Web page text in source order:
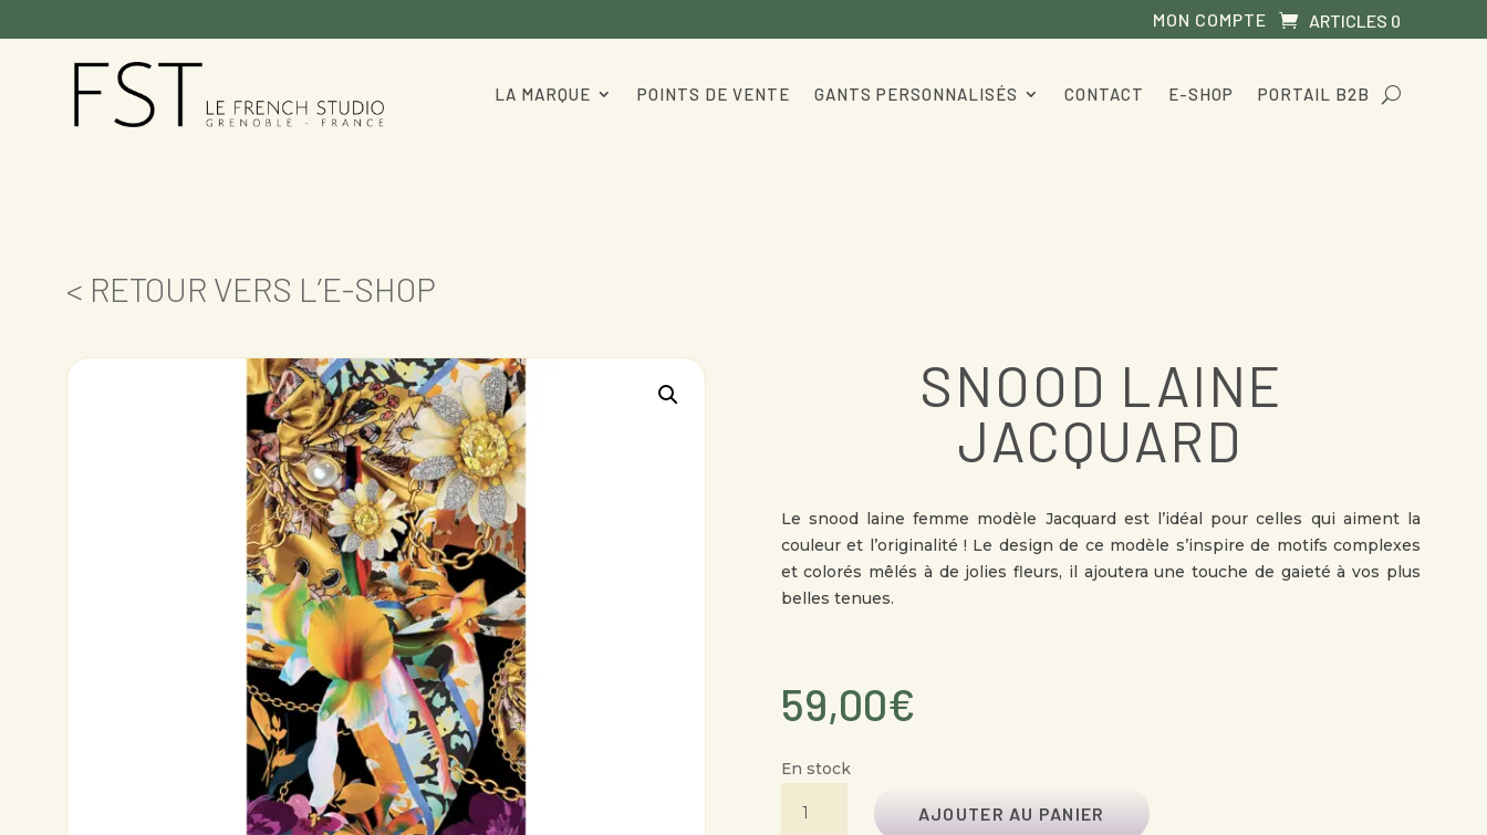
MON COMPTE ARTICLES 0
LA MARQUE POINTS DE VENTE GANTS PERSONNALISÉS CONTACT E-SHOP PORTAIL B2B
< RETOUR VERS L’E-SHOP
SNOOD LAINE
JACQUARD
Le snood laine femme modèle Jacquard est l’idéal pour celles qui aiment la
couleur et l’originalité ! Le design de ce modèle s’inspire de motifs complexes
et colorés mêlés à de jolies fleurs, il ajoutera une touche de gaieté à vos plus
belles tenues.
59,00€
En stock
DE
AJOUTER AU PANIER